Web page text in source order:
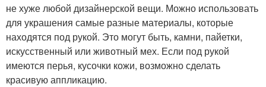
не хуже любой дизайнерской вещи. Можно использовать
для украшения самые разные материалы, которые
находятся под рукой. Это могут быть, камни, пайетки,
искусственный или животный мех. Если под рукой
имеются перья, кусочки кожи, возможно сделать
красивую аппликацию.